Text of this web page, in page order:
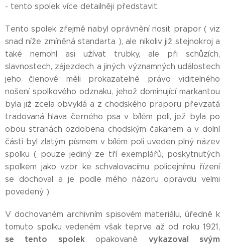
- tento spolek více detailněji představit.
Tento spolek zřejmě nabyl oprávnění nosit prapor ( viz
snad níže zmíněná standarta ), ale nikoliv již stejnokroj a
také nemohl asi užívat trubky, ale při schůzích,
slavnostech, zájezdech a jiných významných událostech
jeho členové měli prokazatelně právo viditelného
nošení spolkového odznaku, jehož dominující markantou
byla již zcela obvyklá a z chodského praporu převzatá
tradovaná hlava černého psa v bílém poli, jež byla po
obou stranách ozdobena chodským čakanem a v dolní
části byl zlatým písmem v bílém poli uveden plný název
spolku ( pouze jediný ze tří exemplářů, poskytnutých
spolkem jako vzor ke schvalovacímu policejnímu řízení
se dochoval a je podle mého názoru opravdu velmi
povedený ).
V dochovaném archivním spisovém materiálu, úředně k
tomuto spolku vedeném však teprve až od roku 1921,
se tento spolekopakovaně vykazoval svým